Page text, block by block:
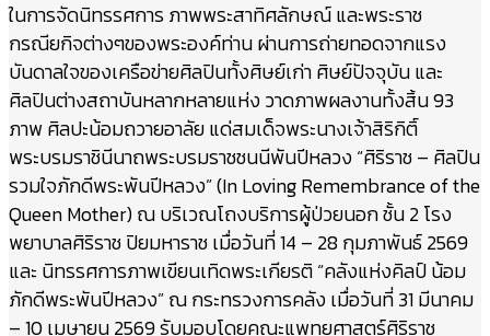
ในการจัดนิทรรศการ ภาพพระสาทิศลักษณ์ และพระราช
กรณียกิจต่างๆของพระองค์ท่าน ผ่านการถ่ายทอดจากแรง
บันดาลใจของเครือข่ายศิลปินทั้งศิษย์เก่า ศิษย์ปัจจุบัน และ
ศิลปินต่างสถาบันหลากหลายแห่ง วาดภาพผลงานทั้งสิ้น 93
ภาพ ศิลปะน้อมถวายอาลัย แด่สมเด็จพระนางเจ้าสิริกิติ์
พระบรมราชินีนาถพระบรมราชชนนีพันปีหลวง “ศิริราช – ศิลปิน
รวมใจภักดีพระพันปีหลวง” (In Loving Remembrance of the
Queen Mother) ณ บริเวณโถงบริการผู้ป่วยนอก ชั้น 2 โรง
พยาบาลศิริราช ปิยมหาราช เมื่อวันที่ 14 – 28 กุมภาพันธ์ 2569
และ นิทรรศการภาพเขียนเทิดพระเกียรติ “คลังแห่งคิลป์ น้อม
ภักดีพระพันปีหลวง” ณ กระทรวงการคลัง เมื่อวันที่ 31 มีนาคม
– 10 เมษายน 2569 รับมอบโดยคณะแพทยศาสตร์ศิริราช